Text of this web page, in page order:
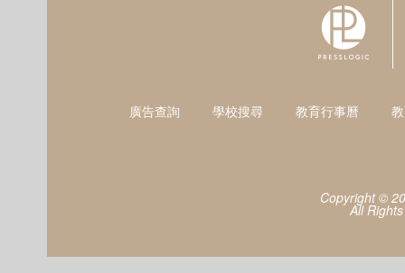
廣告查詢 學校搜尋 教育行事曆
Copyright ©
All